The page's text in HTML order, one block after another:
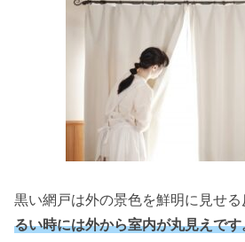
黒い網戸は外の景色を鮮明に見せる
るい時には外から室内が丸見えです